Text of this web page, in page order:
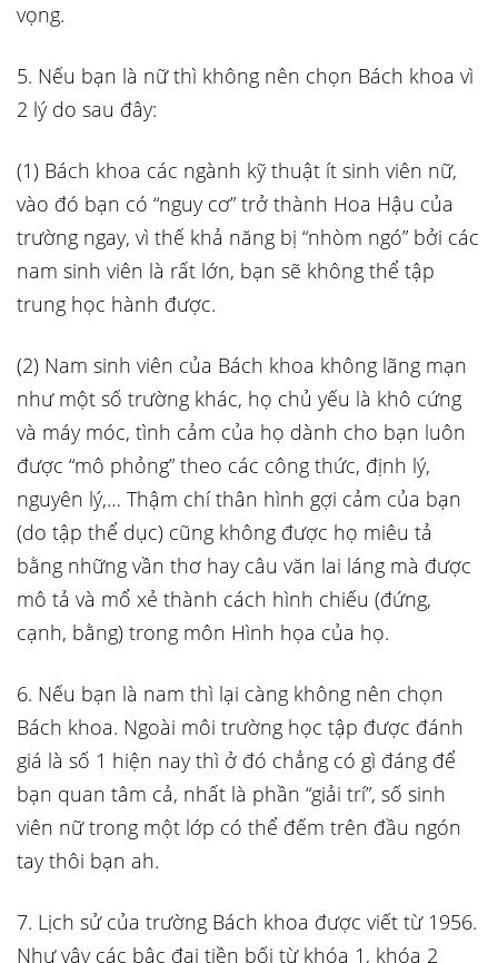
vọng.
5. Nếu bạn là nữ thì không nên chọn Bách khoa vì
2 lý do sau đây:
(1) Bách khoa các ngành kỹ thuật ít sinh viên nữ,
vào đó bạn có “nguy cơ” trở thành Hoa Hậu của
trường ngay, vì thế khả năng bị “nhòm ngó” bởi các
nam sinh viên là rất lớn, bạn sẽ không thể tập
trung học hành được.
(2) Nam sinh viên của Bách khoa không lãng mạn
như một số trường khác, họ chủ yếu là khô cứng
và máy móc, tình cảm của họ dành cho bạn luôn
được “mô phỏng” theo các công thức, định lý,
nguyên lý,… Thậm chí thân hình gợi cảm của bạn
(do tập thể dục) cũng không được họ miêu tả
bằng những vần thơ hay câu văn lai láng mà được
mô tả và mổ xẻ thành cách hình chiếu (đứng,
cạnh, bằng) trong môn Hình họa của họ.
6. Nếu bạn là nam thì lại càng không nên chọn
Bách khoa. Ngoài môi trường học tập được đánh
giá là số 1 hiện nay thì ở đó chẳng có gì đáng để
bạn quan tâm cả, nhất là phần “giải trí”, số sinh
viên nữ trong một lớp có thể đếm trên đầu ngón
tay thôi bạn ah.
7. Lịch sử của trường Bách khoa được viết từ 1956.
Như vậy các bậc đại tiền bối từ khóa 1, khóa 2